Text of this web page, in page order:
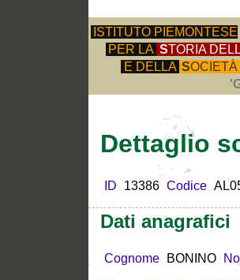
ISTITUTO PIEMONTESE
PER LA STORIA
E DELLA SOCIETÀ
Dettaglio
ID 13386 Codice
Dati anagrafici
Cognome BONINO